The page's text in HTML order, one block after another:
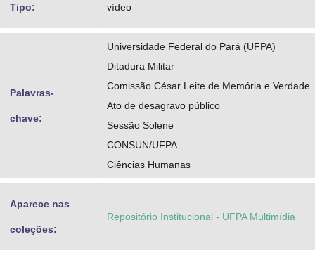
Tipo: vídeo
Palavras-
chave:
Universidade Federal do Pará (UFPA)
Ditadura Militar
Comissão César Leite de Memória e Verdade
Ato de desagravo público
Sessão Solene
CONSUN/UFPA
Ciências Humanas
Aparece nas
coleções:
Repositório Institucional - UFPA Multimídia